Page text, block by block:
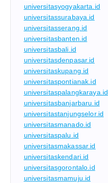
universitasyogyakarta.id
universitassurabaya.id
universitasserang.id
universitasbanten.id
universitasbali.id
universitasdenpasar.id
universitaskupang.id
universitaspontianak.id
universitaspalangkaraya.id
universitasbanjarbaru.id
universitastanjungselor.id
universitasmanado.id
universitaspalu.id
universitasmakassar.id
universitaskendari.id
universitasgorontalo.id
universitasmamuju.id